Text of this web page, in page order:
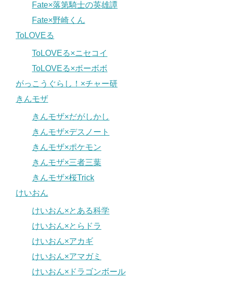
Fate×落第騎士の英雄譚
Fate×野崎くん
ToLOVEる
ToLOVEる×ニセコイ
ToLOVEる×ボーボボ
がっこうぐらし！×チャー研
きんモザ
きんモザ×だがしかし
きんモザ×デスノート
きんモザ×ポケモン
きんモザ×三者三葉
きんモザ×桜Trick
けいおん
けいおん×とある科学
けいおん×とらドラ
けいおん×アカギ
けいおん×アマガミ
けいおん×ドラゴンボール